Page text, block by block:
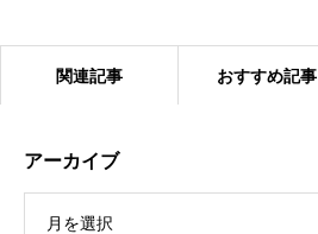
関連記事 おすすめ記事
アーカイブ
月を選択